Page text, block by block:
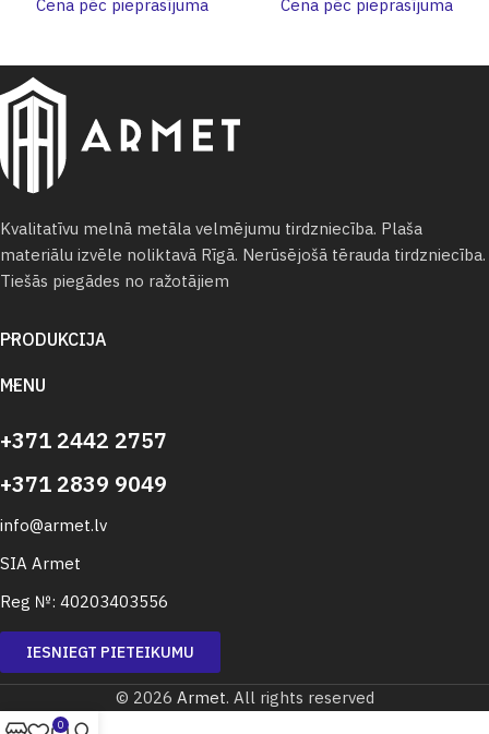
Cena pēc pieprasījuma
Cena pēc pieprasījuma
Kvalitatīvu melnā metāla velmējumu tirdzniecība. Plaša
materiālu izvēle noliktavā Rīgā. Nerūsējošā tērauda tirdzniecība.
Tiešās piegādes no ražotājiem
PRODUKCIJA
MENU
+371 2442 2757
+371 2839 9049
info@armet.lv
SIA Armet
Reg №: 40203403556
IESNIEGT PIETEIKUMU
© 2026 Armet. All rights reserved
0